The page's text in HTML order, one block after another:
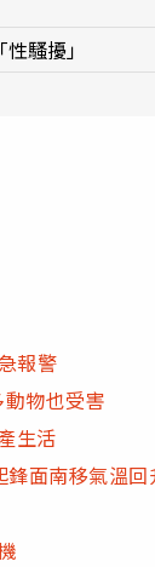
騷擾」
報警
物也受害
生活
面南移氣溫回